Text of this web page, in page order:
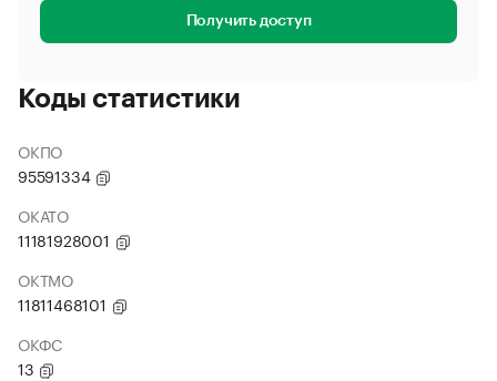
Получить доступ
Коды статистики
ОКПО
95591334
ОКАТО
11181928001
ОКТМО
11811468101
ОКФС
13